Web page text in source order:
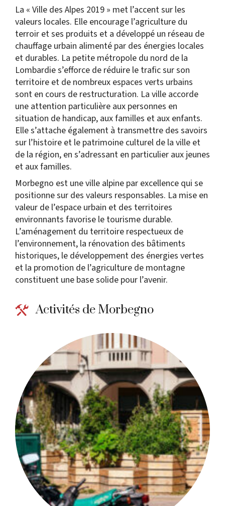
La « Ville des Alpes 2019 » met l’accent sur les
valeurs locales. Elle encourage l’agriculture du
terroir et ses produits et a développé un réseau de
chauffage urbain alimenté par des énergies locales
et durables. La petite métropole du nord de la
Lombardie s’efforce de réduire le trafic sur son
territoire et de nombreux espaces verts urbains
sont en cours de restructuration. La ville accorde
une attention particulière aux personnes en
situation de handicap, aux familles et aux enfants.
Elle s’attache également à transmettre des savoirs
sur l’histoire et le patrimoine culturel de la ville et
de la région, en s’adressant en particulier aux jeunes
et aux familles.
Morbegno est une ville alpine par excellence qui se
positionne sur des valeurs responsables. La mise en
valeur de l’espace urbain et des territoires
environnants favorise le tourisme durable.
L’aménagement du territoire respectueux de
l’environnement, la rénovation des bâtiments
historiques, le développement des énergies vertes
et la promotion de l’agriculture de montagne
constituent une base solide pour l’avenir.
Activités de Morbegno